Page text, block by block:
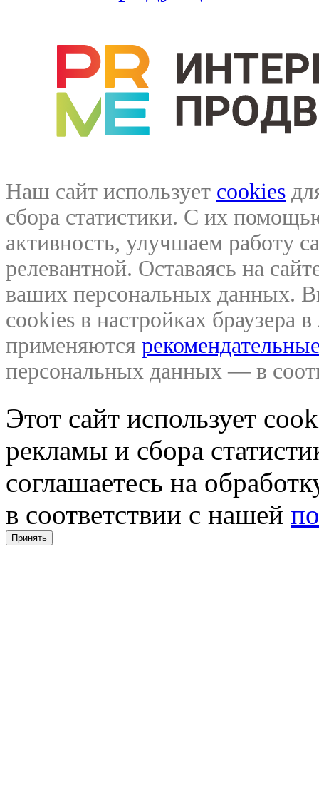
Наш сайт использует cookies
сбора статистики. С их
активность, улучшаем работу
релевантной. Оставаясь на
ваших персональных данных.
cookies в настройках браузера
применяются
персональных данных — в
Этот сайт использует
рекламы и сбора
соглашаетесь на
в соответствии с нашей
Принять